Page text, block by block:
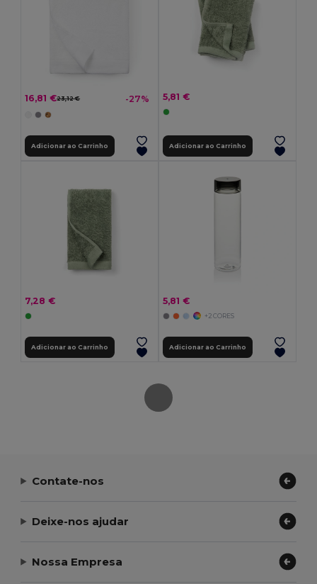
16,81 €23,12 € -27%
Adicionar ao Carrinho
5,81 €
Adicionar ao Carrinho
7,28 €
Adicionar ao Carrinho
5,81 €
+2 CORES
Adicionar ao Carrinho
Contate-nos
Deixe-nos ajudar
Nossa Empresa